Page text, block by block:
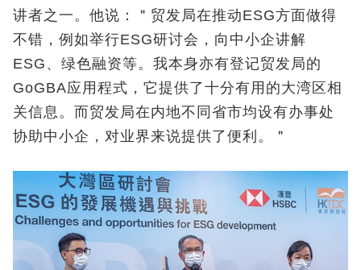
讲者之一。他说：＂贸发局在推动ESG方面做得
不错，例如举行ESG研讨会，向中小企讲解
ESG、绿色融资等。我本身亦有登记贸发局的
GoGBA应用程式，它提供了十分有用的大湾区相
关信息。而贸发局在内地不同省市均设有办事处
协助中小企，对业界来说提供了便利。＂